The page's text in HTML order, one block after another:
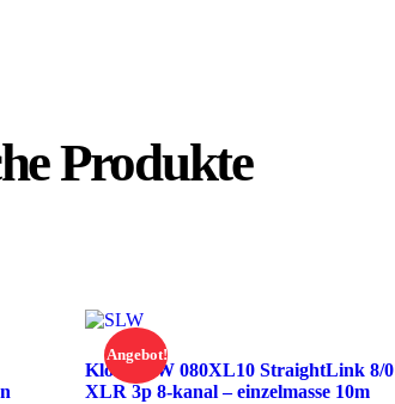
Produkte
Angebot!
Klotz SLW 080XL10 StraightLink 8/0
XLR 3p 8-kanal – einzelmasse 10m